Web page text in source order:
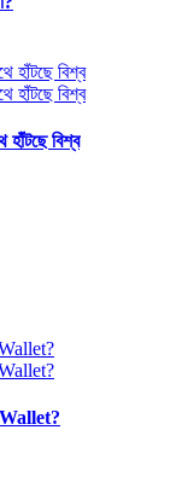
বিশ্ব